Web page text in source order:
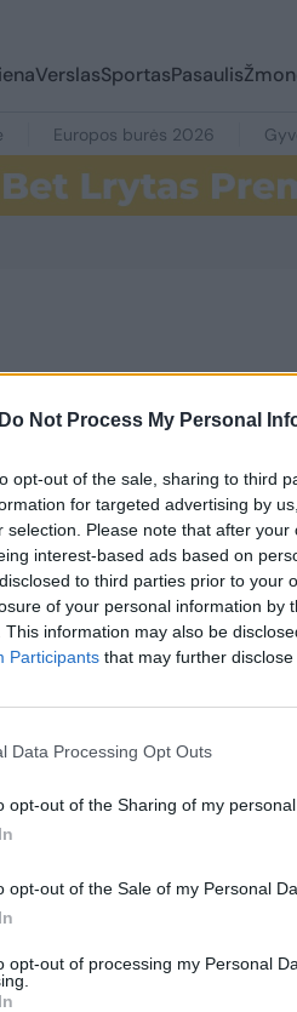
Do Not Process My Personal
opt-out of the sale, sharing to third
for targeted advertising by
selection. Please note that after
interest-based ads based on
to third parties prior to your
of your personal information by
This information may also be
Participants that may further
Data Processing Opt Outs
opt-out of the Sharing of my personal
opt-out of the Sale of my Personal
opt-out of processing my Personal
VerslasSportasPasaulis
Europos burės 2026
Po futbolo
sirgaliui trūko